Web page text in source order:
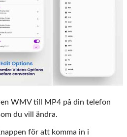
WMV till MP4 på din telefon
du vill ändra.
för att komma in i